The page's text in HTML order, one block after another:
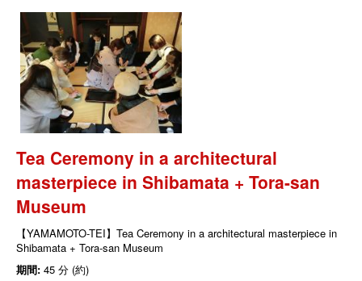
Tea Ceremony in a architectural
masterpiece in Shibamata + Tora-san
Museum
【YAMAMOTO-TEI】Tea Ceremony in a architectural masterpiece in
Shibamata + Tora-san Museum
期間: 45 分 (約)